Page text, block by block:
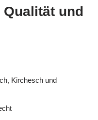
und
Kirchesch und